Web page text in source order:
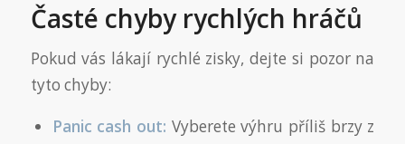
Časté chyby rychlých hráčů
Pokud vás lákají rychlé zisky, dejte si pozor na
tyto chyby:
Panic cash out: Vyberete výhru příliš brzy z